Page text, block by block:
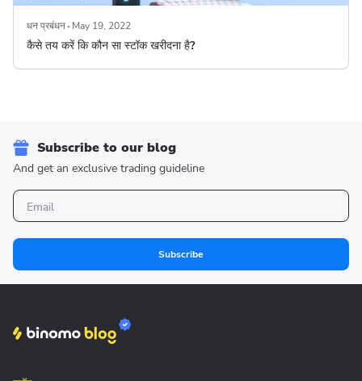
धन प्रबंधन May 19, 2022
कैसे तय करें कि कौन सा स्टॉक खरीदना है?
Subscribe to our blog
And get an exclusive trading guideline
Subscribe